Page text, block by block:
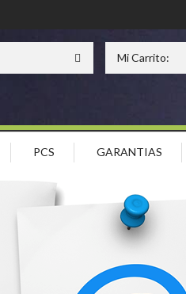
Mi Carrito:
PCS GARANTIAS